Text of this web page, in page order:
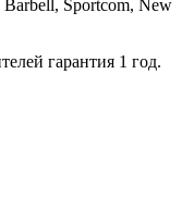
Sportcom, New
гарантия 1 год.